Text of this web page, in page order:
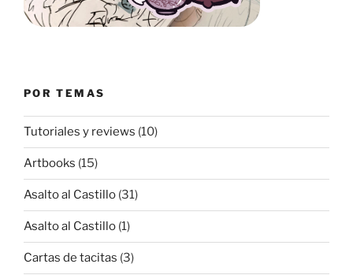
POR TEMAS
Tutoriales y reviews (10)
Artbooks (15)
Asalto al Castillo (31)
Asalto al Castillo (1)
Cartas de tacitas (3)